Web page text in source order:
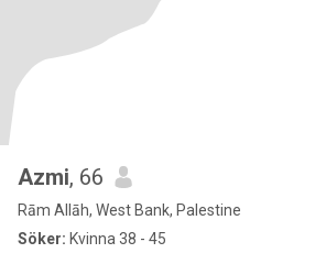
Azmi, 66
Rām Allāh, West Bank, Palestine
Söker: Kvinna 38 - 45